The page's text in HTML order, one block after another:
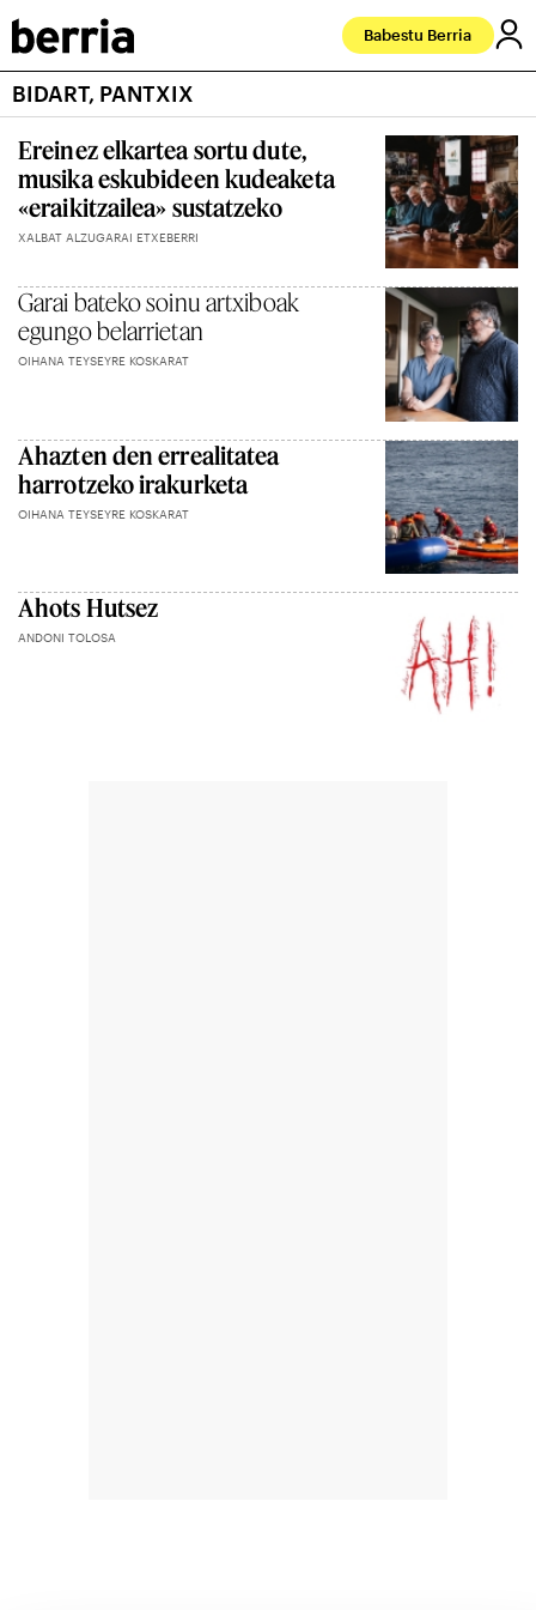
Babestu Berria
BIDART, PANTXIX
Ereinez elkartea sortu dute,
musika eskubideen kudeaketa
«eraikitzailea» sustatzeko
XALBAT ALZUGARAI ETXEBERRI
Garai bateko soinu artxiboak
egungo belarrietan
OIHANA TEYSEYRE KOSKARAT
Ahazten den errealitatea
harrotzeko irakurketa
OIHANA TEYSEYRE KOSKARAT
Ahots Hutsez
ANDONI TOLOSA